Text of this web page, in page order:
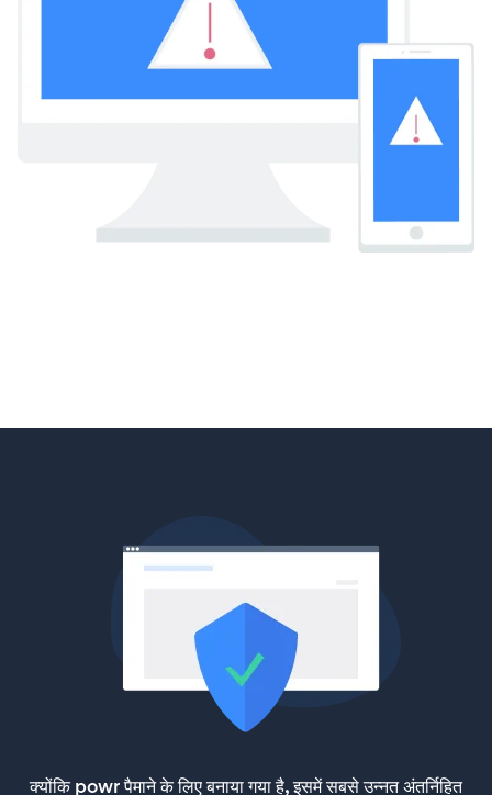
क्योंकि powr पैमाने के लिए बनाया गया है, इसमें सबसे उन्नत अंतर्निहित